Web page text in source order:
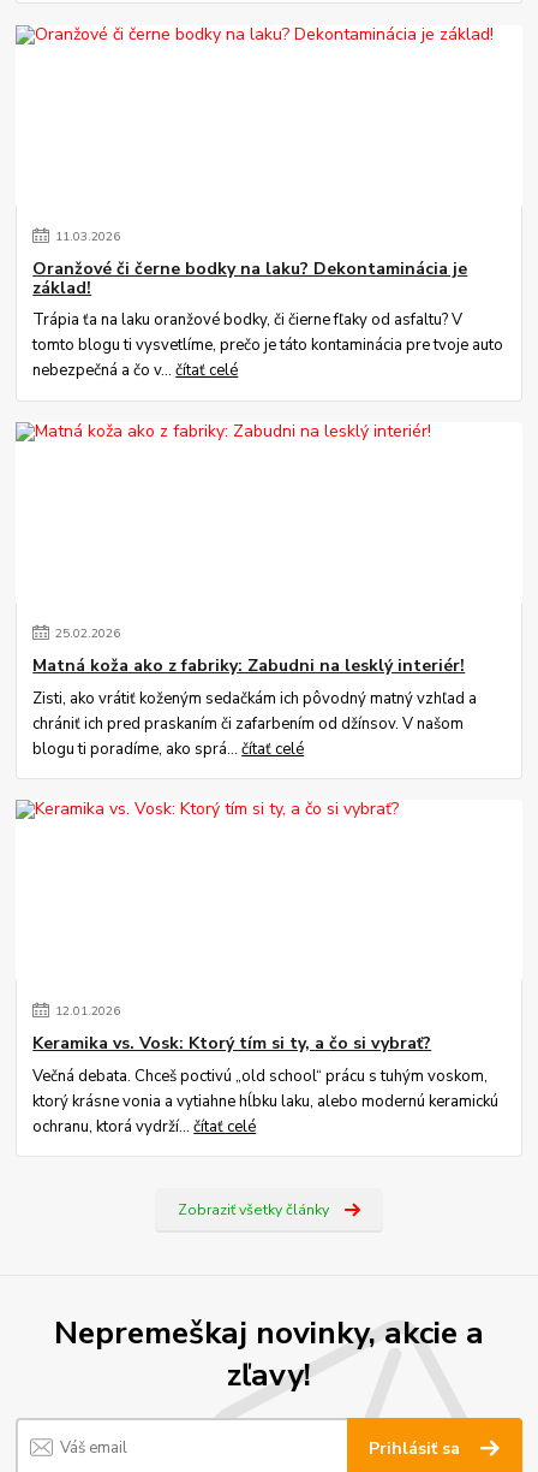
11.03.2026
Oranžové či černe bodky na laku? Dekontaminácia je
základ!
Trápia ťa na laku oranžové bodky, či čierne fľaky od asfaltu? V
tomto blogu ti vysvetlíme, prečo je táto kontaminácia pre tvoje auto
nebezpečná a čo v...čítať celé
25.02.2026
Matná koža ako z fabriky: Zabudni na lesklý interiér!
Zisti, ako vrátiť koženým sedačkám ich pôvodný matný vzhľad a
chrániť ich pred praskaním či zafarbením od džínsov. V našom
blogu ti poradíme, ako sprá...čítať celé
12.01.2026
Keramika vs. Vosk: Ktorý tím si ty, a čo si vybrať?
Večná debata. Chceš poctivú „old school“ prácu s tuhým voskom,
ktorý krásne vonia a vytiahne hĺbku laku, alebo modernú keramickú
ochranu, ktorá vydrží...čítať celé
Zobraziť všetky články
Nepremeškaj novinky, akcie a
zľavy!
Prihlásiť sa